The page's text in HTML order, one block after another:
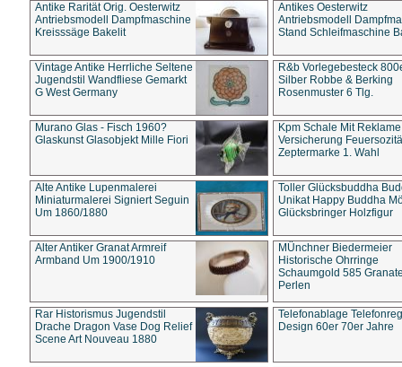
Antike Rarität Orig. Oesterwitz
Antriebsmodell Dampfmaschine
Kreisssäge Bakelit
Antikes Oesterwitz
Antriebsmodell
Stand Schleifmaschine
Vintage Antike Herrliche Seltene
Jugendstil Wandfliese Gemarkt
G West Germany
R&b Vorlegebesteck
Silber Robbe & Berking
Rosenmuster 6 Tlg.
Murano Glas - Fisch 1960?
Glaskunst Glasobjekt Mille Fiori
Kpm Schale Mit Reklame
Versicherung
Zeptermarke 1. Wahl
Alte Antike Lupenmalerei
Miniaturmalerei Signiert Seguin
Um 1860/1880
Toller Glücksbuddha
Unikat Happy Buddha
Glücksbringer Holzfigur
Alter Antiker Granat Armreif
Armband Um 1900/1910
MÜnchner Biedermeier
Historische Ohrringe
Schaumgold 585
Perlen
Rar Historismus Jugendstil
Drache Dragon Vase Dog Relief
Scene Art Nouveau 1880
Telefonablage
Design 60er 70er Jahre